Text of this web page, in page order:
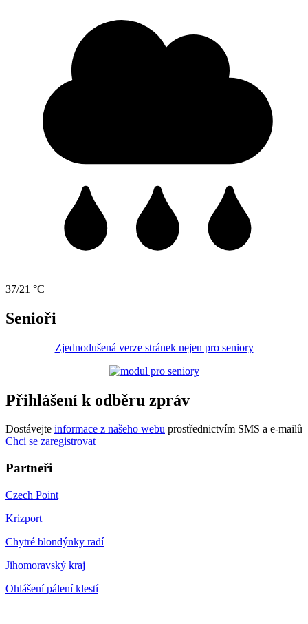
37/21 °C
Senioři
Zjednodušená verze stránek nejen pro seniory
Přihlášení k odběru zpráv
Dostávejte informace z našeho webu prostřednictvím SMS a e-mailů
Chci se zaregistrovat
Partneři
Czech Point
Krizport
Chytré blondýnky radí
Jihomoravský kraj
Ohlášení pálení klestí